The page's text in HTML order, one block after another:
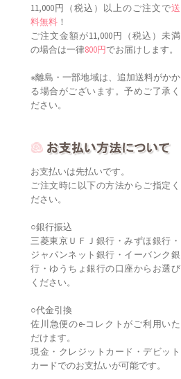
11,000円（税込）以上のご注文で送
料無料 ！
ご注文金額が11,000円（税込）未満
の場合は一律800円でお届けします。
※離島・一部地域は、追加送料がかか
る場合がございます。予めご了承く
ださい。
お支払いは先払いです。
ご注文時に以下の方法からご指定く
ださい。
○銀行振込
三菱東京ＵＦＪ銀行・みずほ銀行・
ジャパンネット銀行・イーバンク銀
行・ゆうちょ銀行の口座からお選び
ください。
○代金引換
佐川急便のe-コレクトがご利用いた
だけます。
現金・クレジットカード・デビット
カードでのお支払いが可能です。